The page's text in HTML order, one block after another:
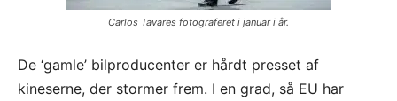
Carlos Tavares fotograferet i januar i år.
De ‘gamle’ bilproducenter er hårdt presset af
kineserne, der stormer frem. I en grad, så EU har